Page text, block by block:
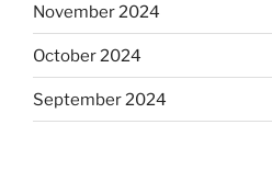
November 2024
October 2024
September 2024